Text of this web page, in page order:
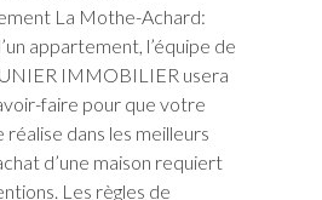
La Mothe-Achard:
appartement, l’équipe de
IMMOBILIER usera
faire pour que votre
réalise dans les meilleurs
d’une maison requiert
Les règles de